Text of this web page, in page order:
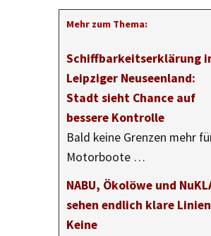
Mehr zum Thema:
Schiffbarkeitserklärung
Leipziger Neuseenland:
Stadt sieht Chance auf
bessere Kontrolle
Bald keine Grenzen mehr
Motorboote …
NABU, Ökolöwe und
sehen endlich klare
Keine